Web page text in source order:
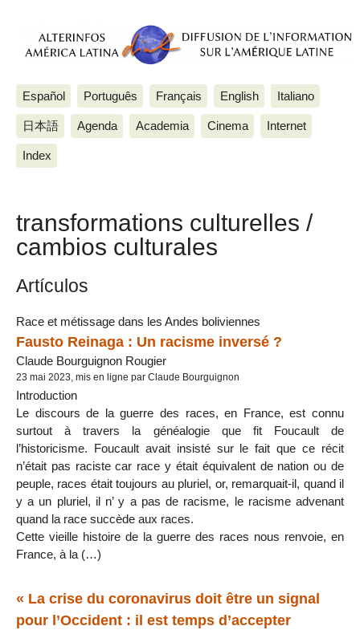
Español Português Français English Italiano
日本語 Agenda Academia Cinema Internet
Index
transformations culturelles /
cambios culturales
Artículos
Race et métissage dans les Andes boliviennes
Fausto Reinaga : Un racisme inversé ?
Claude Bourguignon Rougier
23 mai 2023, mis en ligne par Claude Bourguignon
Introduction
Le discours de la guerre des races, en France, est connu
surtout à travers la généalogie que fit Foucault de
l’historicisme. Foucault avait insisté sur le fait que ce récit
n’était pas raciste car race y était équivalent de nation ou de
peuple, races était toujours au pluriel, or, remarquait-il, quand il
y a un pluriel, il n’ y a pas de racisme, le racisme advenant
quand la race succède aux races.
Cette vieille histoire de la guerre des races nous renvoie, en
France, à la (…)
« La crise du coronavirus doit être un signal
pour l’Occident : il est temps d’accepter